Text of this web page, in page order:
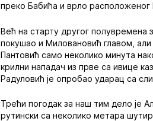
преко Бабића и врло
Већ на старту другог полувремена
покушао и Миловановић главом, али
Пантовић само неколико минута
крилни нападач из прве са ивице
Радуловић је опробао ударац са
Трећи погодак за наш тим дело је
рутински са неколико метара